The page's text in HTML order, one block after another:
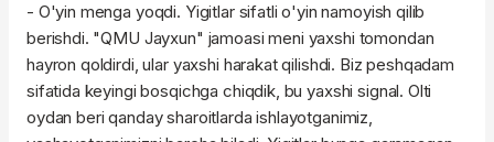
- O'yin menga yoqdi. Yigitlar sifatli o'yin namoyish qilib
berishdi. "QMU Jayxun" jamoasi meni yaxshi tomondan
hayron qoldirdi, ular yaxshi harakat qilishdi. Biz peshqadam
sifatida keyingi bosqichga chiqdik, bu yaxshi signal. Olti
oydan beri qanday sharoitlarda ishlayotganimiz,